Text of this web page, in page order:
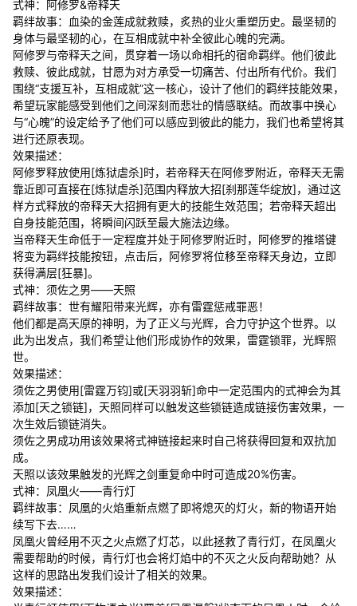
式神：阿修罗&帝释天
羁绊故事：血染的金莲成就救赎，炙热的业火重塑历史。最坚韧的
身体与最坚韧的心，在互相成就中补全彼此心魄的完满。
阿修罗与帝释天之间，贯穿着一场以命相托的宿命羁绊。他们彼此
救赎、彼此成就，甘愿为对方承受一切痛苦、付出所有代价。我们
围绕“支援互补，互相成就”这一核心，设计了他们的羁绊技能效果，
希望玩家能感受到他们之间深刻而悲壮的情感联结。而故事中换心
与“心魄”的设定给予了他们可以感应到彼此的能力，我们也希望将其
进行还原表现。
效果描述：
阿修罗释放使用[炼狱虐杀]时，若帝释天在阿修罗附近，帝释天无需
靠近即可直接在[炼狱虐杀]范围内释放大招[刹那莲华绽放]，通过这
样方式释放的帝释天大招拥有更大的技能生效范围；若帝释天超出
自身技能范围，将瞬间闪跃至最大施法边缘。
当帝释天生命低于一定程度并处于阿修罗附近时，阿修罗的推塔键
将变为羁绊技能按钮，点击后，阿修罗将位移至帝释天身边，立即
获得满层[狂暴]。
式神：须佐之男——天照
羁绊故事：世有耀阳带来光辉，亦有雷霆惩戒罪恶！
他们都是高天原的神明，为了正义与光辉，合力守护这个世界。以
此为出发点，我们希望让他们形成协作的效果，雷霆锁罪，光辉照
世。
效果描述：
须佐之男使用[雷霆万钧]或[天羽羽斩]命中一定范围内的式神会为其
添加[天之锁链]，天照同样可以触发这些锁链造成链接伤害效果，一
次生效后锁链消失。
须佐之男成功用该效果将式神链接起来时自己将获得回复和双抗加
成。
天照以该效果触发的光辉之剑重复命中时可造成20%伤害。
式神：凤凰火——青行灯
羁绊故事：凤凰的火焰重新点燃了即将熄灭的灯火，新的物语开始
续写下去……
凤凰火曾经用不灭之火点燃了灯芯，以此拯救了青行灯，在凤凰火
需要帮助的时候，青行灯也会将灯焰中的不灭之火反向帮助她？从
这样的思路出发我们设计了相关的效果。
效果描述：